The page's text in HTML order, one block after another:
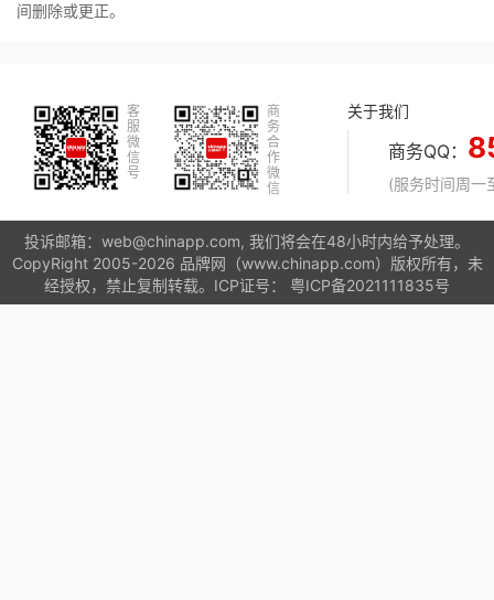
间删除或更正。
客
服
微
信
号
商
务
合
作
微
信
关于我们
商务QQ：
(服务时间周
投诉邮箱：web@chinapp.com, 我们将会在48小时内给予处理。
CopyRight 2005-2026 品牌网（www.chinapp.com）版权所有，未
经授权，禁止复制转载。ICP证号： 粤ICP备2021111835号